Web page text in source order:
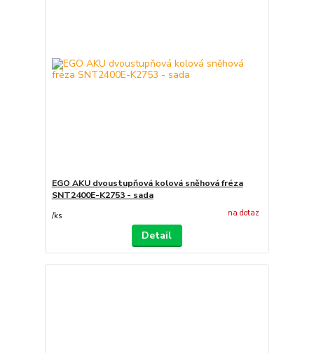
EGO AKU dvoustupňová kolová sněhová fréza
SNT2400E-K2753 - sada
/ks na dotaz
Detail